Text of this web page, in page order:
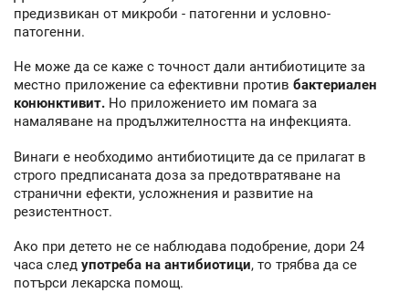
предизвикан от микроби - патогенни и условно-
патогенни.
Не може да се каже с точност дали антибиотиците за
местно приложение са ефективни против бактериален
конюнктивит. Но приложението им помага за
намаляване на продължителността на инфекцията.
Винаги е необходимо антибиотиците да се прилагат в
строго предписаната доза за предотвратяване на
странични ефекти, усложнения и развитие на
резистентност.
Ако при детето не се наблюдава подобрение, дори 24
часа след употреба на антибиотици, то трябва да се
потърси лекарска помощ.